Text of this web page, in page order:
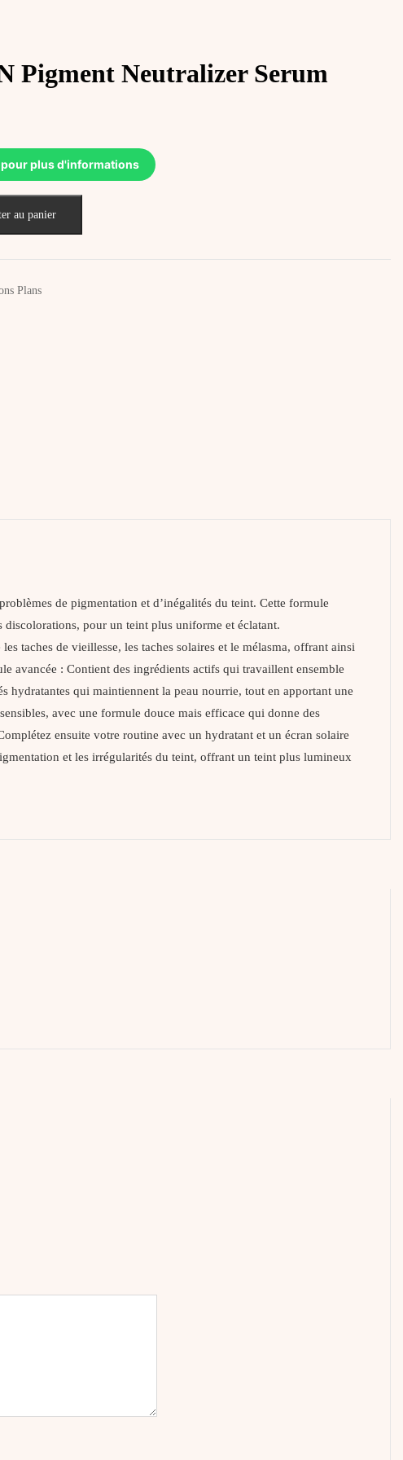
Pigment Neutralizer Serum
plus d'informations
au panier
Plans
de pigmentation et d’inégalités du teint. Cette formule
discolorations, pour un teint plus uniforme et éclatant.
taches de vieillesse, les taches solaires et le mélasma, offrant ainsi
avancée : Contient des ingrédients actifs qui travaillent ensemble
qui maintiennent la peau nourrie, tout en apportant une
avec une formule douce mais efficace qui donne des
ensuite votre routine avec un hydratant et un écran solaire
et les irrégularités du teint, offrant un teint plus lumineux